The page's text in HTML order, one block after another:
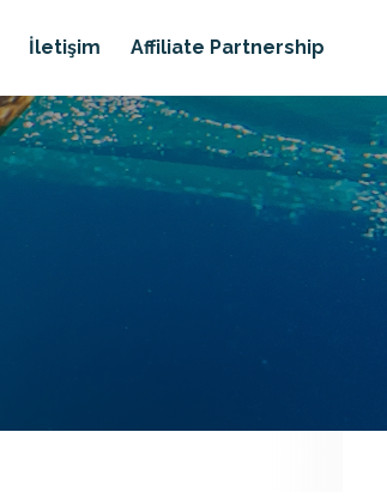
İletişim Affiliate Partnership